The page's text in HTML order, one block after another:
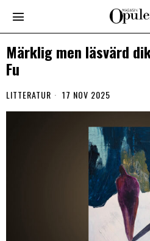
Märklig men läsvärd
Fu
LITTERATUR 17 NOV 2025